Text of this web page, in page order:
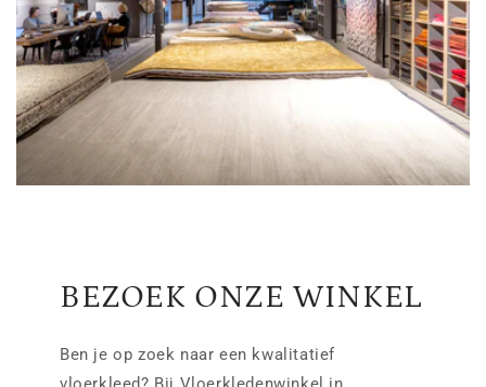
BEZOEK ONZE WINKEL
Ben je op zoek naar een kwalitatief